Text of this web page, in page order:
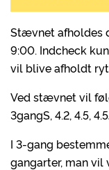
Stævnet afholdes
9:00. Indcheck
vil blive afholdt
Ved stævnet vil
3gangS, 4.2, 4.5,
I 3-gang
gangarter, man vil